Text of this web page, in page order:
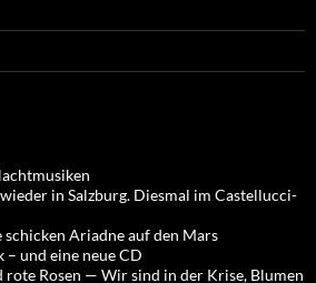
wieder in Salzburg. Diesmal im Castellucci-
schicken Ariadne auf den Mars
und eine neue CD
rote Rosen — Wir sind in der Krise, Blumen